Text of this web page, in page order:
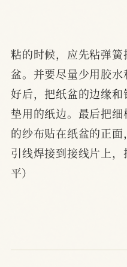
粘的时候，应先粘弹
盆。并要尽量少用胶
好后，把纸盆的边缘
垫用的纸边。最后把
的纱布贴在纸盆的正
引线焊接到接线片上
平）